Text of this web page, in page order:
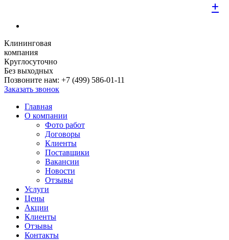
Клининговая
компания
Круглосуточно
Без выходных
Позвоните нам: +7 (499) 586-01-11
Заказать звонок
Главная
О компании
Фото работ
Договоры
Клиенты
Поставщики
Вакансии
Новости
Отзывы
Услуги
Цены
Акции
Клиенты
Отзывы
Контакты
+
+
+
+
+
+
+
+
+